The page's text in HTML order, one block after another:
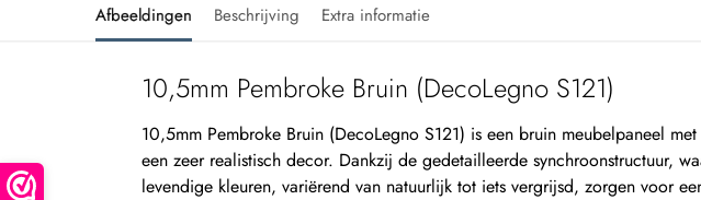
Afbeeldingen Beschrijving Extra informatie
10,5mm Pembroke Bruin (DecoLegno S121)
10,5mm Pembroke Bruin (DecoLegno S121) is een bruin meubelpaneel
een zeer realistisch decor. Dankzij de gedetailleerde synchroonstructuur,
levendige kleuren, variërend van natuurlijk tot iets vergrijsd, zorgen voor